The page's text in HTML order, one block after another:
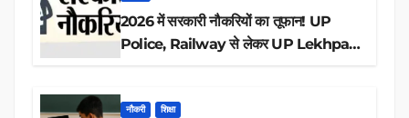
2026 में सरकारी नौकरियों का तूफान! UP
Police, Railway से लेकर UP Lekhpal
नौकरी शिक्षा